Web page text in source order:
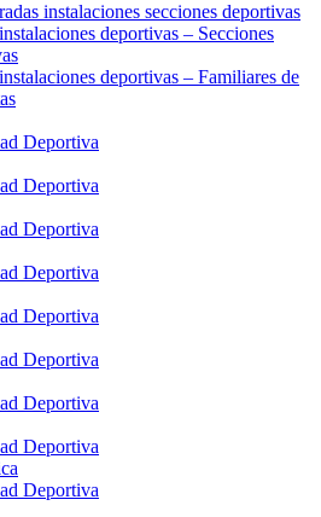
instalaciones secciones deportivas
deportivas – Secciones
deportivas – Familiares de
Deportiva
Deportiva
Deportiva
Deportiva
Deportiva
Deportiva
Deportiva
Deportiva
Deportiva